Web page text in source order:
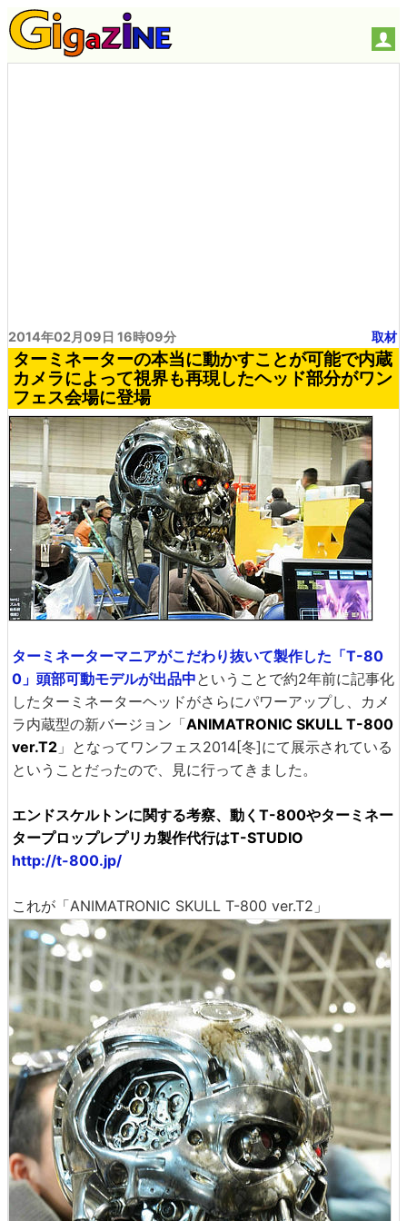
2014年02月09日 16時09分 取材
ターミネーターの本当に動かすことが可能で内蔵
カメラによって視界も再現したヘッド部分がワン
フェス会場に登場
ターミネーターマニアがこだわり抜いて製作した「T-80
0」頭部可動モデルが出品中ということで約2年前に記事化
したターミネーターヘッドがさらにパワーアップし、カメ
ラ内蔵型の新バージョン「ANIMATRONIC SKULL T-800
ver.T2 」となってワンフェス2014[冬]にて展示されている
ということだったので、見に行ってきました。
エンドスケルトンに関する考察、動くT-800やターミネー
タープロップレプリカ製作代行はT-STUDIO
http://t-800.jp/
これが「ANIMATRONIC SKULL T-800 ver.T2」